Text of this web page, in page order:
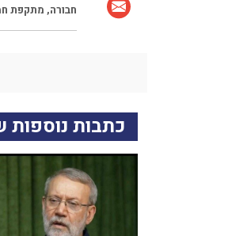
חבורה, מתקפת
כתבות נוספות